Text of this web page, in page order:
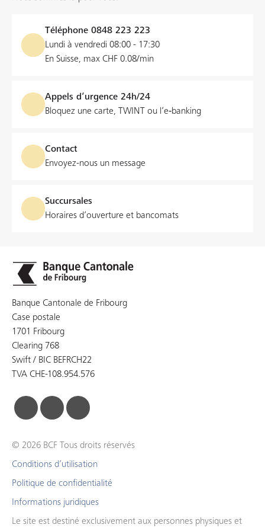
Salaire , pour les personnes de 23 à 59 ans,
, pour les personnes dès 60 ans,
Téléphone 0848 223 223
Lundi à vendredi 08:00 - 17:30
En Suisse, max CHF 0.08/min
Appels d’urgence 24h/24
Bloquez une carte, TWINT ou l’e‑banking
Contact
Envoyez-nous un message
Succursales
Horaires d’ouverture et bancomats
Banque Cantonale de Fribourg
Case postale
1701 Fribourg
Clearing 768
Swift / BIC BEFRCH22
TVA CHE-108.954.576
© 2026 BCF Tous droits réservés
Conditions d’utilisation
Politique de confidentialité
Informations juridiques
Le site est destiné exclusivement aux personnes physiques et